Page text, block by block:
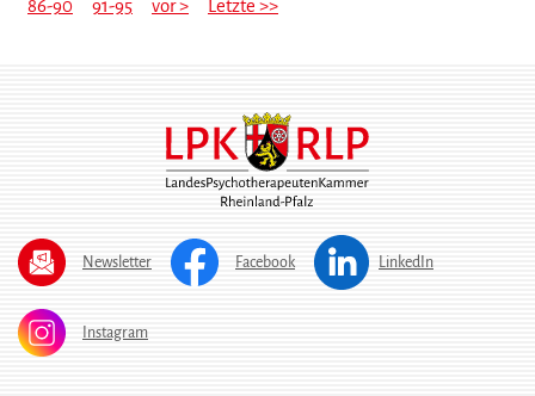
86-90 91-95 vor > Letzte >>
Newsletter Facebook LinkedIn
Instagram